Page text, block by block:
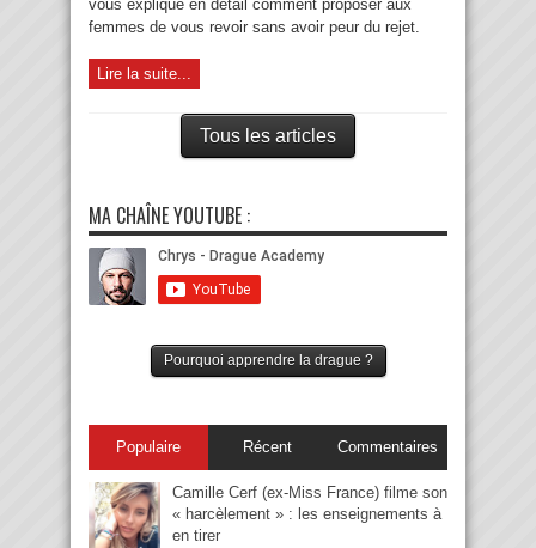
vous explique en détail comment proposer aux
femmes de vous revoir sans avoir peur du rejet.
Lire la suite...
Tous les articles
MA CHAÎNE YOUTUBE :
Pourquoi apprendre la drague ?
Populaire Récent Commentaires
Camille Cerf (ex-Miss France) filme son
« harcèlement » : les enseignements à
en tirer